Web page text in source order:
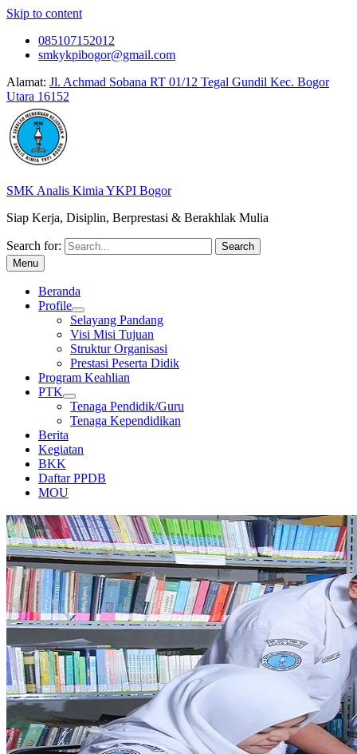
Skip to content
085107152012
smkykpibogor@gmail.com
Alamat: Jl. Achmad Sobana RT 01/12 Tegal Gundil Kec. Bogor
Utara 16152
SMK Analis Kimia YKPI Bogor
Siap Kerja, Disiplin, Berprestasi & Berakhlak Mulia
Search for:
Menu
Beranda
Profile
Selayang Pandang
Visi Misi Tujuan
Struktur Organisasi
Prestasi Peserta Didik
Program Keahlian
PTK
Tenaga Pendidik/Guru
Tenaga Kependidikan
Berita
Kegiatan
BKK
Daftar PPDB
MOU
PERPUSTAKAAN